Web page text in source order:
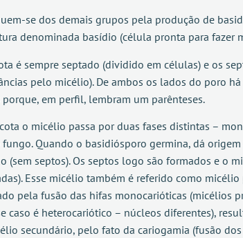
se dos demais grupos pela produção de
denominada basídio (célula pronta para fazer
é sempre septado (dividido em células) e os
pelo micélio). De ambos os lados do poro há
em perfil, lembram um parênteses.
o micélio passa por duas fases distintas –
Quando o basidiósporo germina, dá
(sem septos). Os septos logo são formados e o
Esse micélio também é referido como micélio
pela fusão das hifas monocarióticas (micélios
caso é heterocariótico – núcleos diferentes),
secundário, pelo fato da cariogamia (fusão